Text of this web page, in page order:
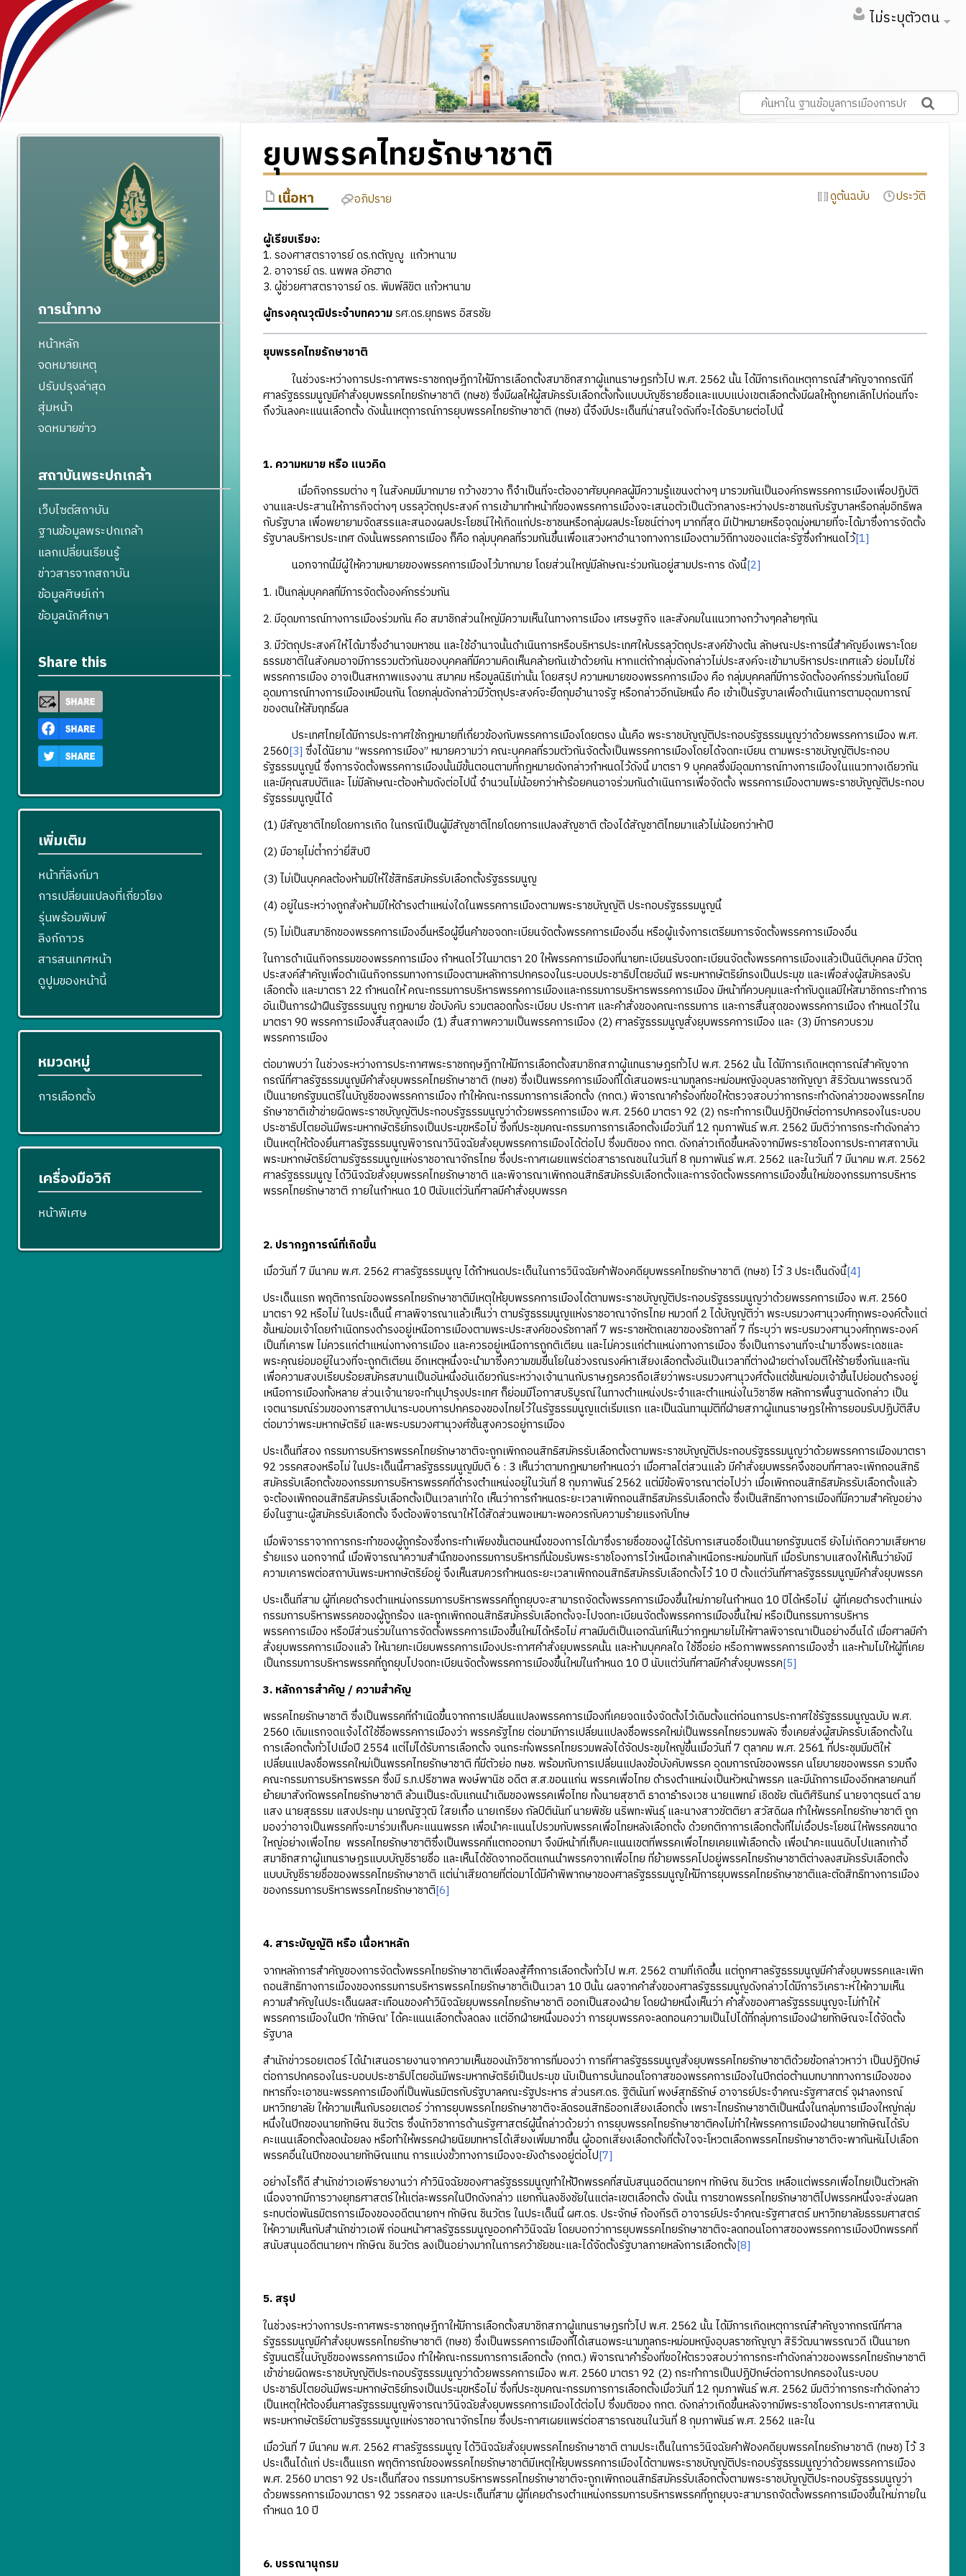
ไม่ระบุตัวตน
ยุบพรรคไทยรักษาชาติ
เนื้อหา อภิปราย ดูต้นฉบับ ประวัติ
ผู้เรียบเรียง:
1. รองศาสตราจารย์ ดร.กตัญญู แก้วหานาม
2. อาจารย์ ดร. นพพล อัคฮาด
3. ผู้ช่วยศาสตราจารย์ ดร. พิมพ์ลิขิต แก้วหานาม
ผู้ทรงคุณวุฒิประจำบทความรศ.ดร.ยุทธพร อิสรชัย
ยุบพรรคไทยรักษาชาติ
ในช่วงระหว่างการประกาศพระราชกฤษฎีกาให้มีการเลือกตั้งสมาชิกสภาผู้แทนราษฎรทั่วไป พ.ศ. 2562 นั้น ได้มีการเกิดเหตุการณ์สำคัญจากกรณีที่
ศาลรัฐธรรมนูญมีคำสั่งยุบพรรคไทยรักษาชาติ (ทษช) ซึ่งมีผลให้ผู้สมัครรับเลือกตั้งทั้งแบบบัญชีรายชื่อและแบบแบ่งเขตเลือกตั้งมีผลให้ถูกยกเลิกไปก่อนที่จะ
ถึงวันลงคะแนนเลือกตั้ง ดังนั้นเหตุการณ์การยุบพรรคไทยรักษาชาติ (ทษช) นี้จึงมีประเด็นที่น่าสนใจดังที่จะได้อธิบายต่อไปนี้
1. ความหมาย หรือ แนวคิด
เมื่อกิจกรรมต่าง ๆ ในสังคมมีมากมาย กว้างขวาง ก็จำเป็นที่จะต้องอาศัยบุคคลผู้มีความรู้แขนงต่างๆ มารวมกันเป็นองค์กรพรรคการเมืองเพื่อปฏิบัติ
งานและประสานให้ภารกิจต่างๆ บรรลุวัตถุประสงค์ การเข้ามาทำหน้าที่ของพรรคการเมืองจะเสนอตัวเป็นตัวกลางระหว่างประชาชนกับรัฐบาลหรือกลุ่มอิทธิพล
กับรัฐบาล เพื่อพยายามจัดสรรและสนองผลประโยชน์ให้เกิดแก่ประชาชนหรือกลุ่มผลประโยชน์ต่างๆ มากที่สุด มีเป้าหมายหรือจุดมุ่งหมายที่จะได้มาซึ่งการจัดตั้ง
รัฐบาลบริหารประเทศ ดังนั้นพรรคการเมือง ก็คือ กลุ่มบุคคลที่รวมกันขึ้นเพื่อแสวงหาอำนาจทางการเมืองตามวิถีทางของแต่ละรัฐซึ่งกำหนดไว้[1]
นอกจากนี้มีผู้ให้ความหมายของพรรคการเมืองไว้มากมาย โดยส่วนใหญ่มีลักษณะร่วมกันอยู่สามประการ ดังนี้[2]
1. เป็นกลุ่มบุคคลที่มีการจัดตั้งองค์กรร่วมกัน
2. มีอุดมการณ์ทางการเมืองร่วมกัน คือ สมาชิกส่วนใหญ่มีความเห็นในทางการเมือง เศรษฐกิจ และสังคมในแนวทางกว้างๆคล้ายๆกัน
3. มีวัตถุประสงค์ให้ได้มาซึ่งอำนาจมหาชน และใช้อำนาจนั้นดำเนินการหรือบริหารประเทศให้บรรลุวัตถุประสงค์ข้างต้น ลักษณะประการนี้สำคัญยิ่งเพราะโดย
ธรรมชาติในสังคมอาจมีการรวมตัวกันของบุคคลที่มีความคิดเห็นคล้ายกันเข้าด้วยกัน หากแต่ถ้ากลุ่มดังกล่าวไม่ประสงค์จะเข้ามาบริหารประเทศแล้ว ย่อมไม่ใช่
พรรคการเมือง อาจเป็นสหภาพแรงงาน สมาคม หรือมูลนิธิเท่านั้น โดยสรุป ความหมายของพรรคการเมือง คือ กลุ่มบุคคลที่มีการจัดตั้งองค์กรร่วมกันโดยมี
อุดมการณ์ทางการเมืองเหมือนกัน โดยกลุ่มดังกล่าวมีวัตถุประสงค์จะยึดกุมอำนาจรัฐ หรือกล่าวอีกนัยหนึ่ง คือ เข้าเป็นรัฐบาลเพื่อดำเนินการตามอุดมการณ์
ของตนให้สัมฤทธิ์ผล
ประเทศไทยได้มีการประกาศใช้กฎหมายที่เกี่ยวข้องกับพรรคการเมืองโดยตรง นั้นคือ พระราชบัญญัติประกอบรัฐธรรมนูญว่าด้วยพรรคการเมือง พ.ศ.
2560[3] ซึ่งได้นิยาม “พรรคการเมือง” หมายความว่า คณะบุคคลที่รวมตัวกันจัดตั้งเป็นพรรคการเมืองโดยได้จดทะเบียน ตามพระราชบัญญัติประกอบ
รัฐธรรมนูญนี้ ซึ่งการจัดตั้งพรรคการเมืองนั้นมีขั้นตอนตามที่กฎหมายดังกล่าวกำหนดไว้ดังนี้ มาตรา 9 บุคคลซึ่งมีอุดมการณ์ทางการเมืองในแนวทางเดียวกัน
และมีคุณสมบัติและ ไม่มีลักษณะต้องห้ามดังต่อไปนี้ จํานวนไม่น้อยกว่าห้าร้อยคนอาจร่วมกันดําเนินการเพื่อจัดตั้ง พรรคการเมืองตามพระราชบัญญัติประกอบ
รัฐธรรมนูญนี้ได้
(1) มีสัญชาติไทยโดยการเกิด ในกรณีเป็นผู้มีสัญชาติไทยโดยการแปลงสัญชาติ ต้องได้สัญชาติไทยมาแล้วไม่น้อยกว่าห้าปี
(2) มีอายุไม่ต่ํากว่ายี่สิบปี
(3) ไม่เป็นบุคคลต้องห้ามมิให้ใช้สิทธิสมัครรับเลือกตั้งรัฐธรรมนูญ
(4) อยู่ในระหว่างถูกสั่งห้ามมิให้ดํารงตําแหน่งใดในพรรคการเมืองตามพระราชบัญญัติ ประกอบรัฐธรรมนูญนี้
(5) ไม่เป็นสมาชิกของพรรคการเมืองอื่นหรือผู้ยื่นคําขอจดทะเบียนจัดตั้งพรรคการเมืองอื่น หรือผู้แจ้งการเตรียมการจัดตั้งพรรคการเมืองอื่น
ในการดําเนินกิจกรรมของพรรคการเมือง กำหนดไว้ในมาตรา 20 ให้พรรคการเมืองที่นายทะเบียนรับจดทะเบียนจัดตั้งพรรคการเมืองแล้วเป็นนิติบุคคล มีวัตถุ
ประสงค์สําคัญเพื่อดําเนินกิจกรรมทางการเมืองตามหลักการปกครองในระบอบประชาธิปไตยอันมี พระมหากษัตริย์ทรงเป็นประมุข และเพื่อส่งผู้สมัครลงรับ
เลือกตั้ง และมาตรา 22 กำหนดให้ คณะกรรมการบริหารพรรคการเมืองและกรรมการบริหารพรรคการเมือง มีหน้าที่ควบคุมและกํากับดูแลมิให้สมาชิกกระทําการ
อันเป็นการฝ่าฝืนรัฐธรรมนูญ กฎหมาย ข้อบังคับ รวมตลอดทั้งระเบียบ ประกาศ และคําสั่งของคณะกรรมการ และการสิ้นสุดของพรรคการเมือง กำหนดไว้ใน
มาตรา 90 พรรคการเมืองสิ้นสุดลงเมื่อ (1) สิ้นสภาพความเป็นพรรคการเมือง (2) ศาลรัฐธรรมนูญสั่งยุบพรรคการเมือง และ (3) มีการควบรวม
พรรคการเมือง
ต่อมาพบว่า ในช่วงระหว่างการประกาศพระราชกฤษฎีกาให้มีการเลือกตั้งสมาชิกสภาผู้แทนราษฎรทั่วไป พ.ศ. 2562 นั้น ได้มีการเกิดเหตุการณ์สำคัญจาก
กรณีที่ศาลรัฐธรรมนูญมีคำสั่งยุบพรรคไทยรักษาชาติ (ทษช) ซึ่งเป็นพรรคการเมืองที่ได้เสนอพระนามทูลกระหม่อมหญิงอุบลราชกัญญา สิริวัฒนาพรรณวดี
เป็นนายกรัฐมนตรีในบัญชีของพรรคการเมือง ทำให้คณะกรรมการการเลือกตั้ง (กกต.) พิจารณาคำร้องที่ขอให้ตรวจสอบว่าการกระทำดังกล่าวของพรรคไทย
รักษาชาติเข้าข่ายผิดพระราชบัญญัติประกอบรัฐธรรมนูญว่าด้วยพรรคการเมือง พ.ศ. 2560 มาตรา 92 (2) กระทำการเป็นปฏิปักษ์ต่อการปกครองในระบอบ
ประชาธิปไตยอันมีพระมหากษัตริย์ทรงเป็นประมุขหรือไม่ ซึ่งที่ประชุมคณะกรรมการการเลือกตั้งเมื่อวันที่ 12 กุมภาพันธ์ พ.ศ. 2562 มีมติว่าการกระทำดังกล่าว
เป็นเหตุให้ต้องยื่นศาลรัฐธรรมนูญพิจารณาวินิจฉัยสั่งยุบพรรคการเมืองได้ต่อไป ซึ่งมติของ กกต. ดังกล่าวเกิดขึ้นหลังจากมีพระราชโองการประกาศสถาบัน
พระมหากษัตริย์ตามรัฐธรรมนูญแห่งราชอาณาจักรไทย ซึ่งประกาศเผยแพร่ต่อสาธารณชนในวันที่ 8 กุมภาพันธ์ พ.ศ. 2562 และในวันที่ 7 มีนาคม พ.ศ. 2562
ศาลรัฐธรรมนูญ ได้วินิจฉัยสั่งยุบพรรคไทยรักษาชาติ และพิจารณาเพิกถอนสิทธิสมัครรับเลือกตั้งและการจัดตั้งพรรคการเมืองขึ้นใหม่ของกรรมการบริหาร
พรรคไทยรักษาชาติ ภายในกำหนด 10 ปีนับแต่วันที่ศาลมีคำสั่งยุบพรรค
2. ปรากฏการณ์ที่เกิดขึ้น
เมื่อวันที่ 7 มีนาคม พ.ศ. 2562 ศาลรัฐธรรมนูญ ได้กำหนดประเด็นในการวินิจฉัยคำฟ้องคดียุบพรรคไทยรักษาชาติ (ทษช) ไว้ 3 ประเด็นดังนี้[4]
ประเด็นแรก พฤติการณ์ของพรรคไทยรักษาชาติมีเหตุให้ยุบพรรคการเมืองได้ตามพระราชบัญญัติประกอบรัฐธรรมนูญว่าด้วยพรรคการเมือง พ.ศ. 2560
มาตรา 92 หรือไม่ ในประเด็นนี้ ศาลพิจารณาแล้วเห็นว่า ตามรัฐธรรมนูญแห่งราชอาณาจักรไทย หมวดที่ 2 ได้บัญญัติว่า พระบรมวงศานุวงศ์ทุกพระองค์ตั้งแต่
ชั้นหม่อมเจ้าโดยกำเนิดทรงดำรงอยู่เหนือการเมืองตามพระประสงค์ของรัชกาลที่ 7 พระราชหัตถเลขาของรัชกาลที่ 7 ที่ระบุว่า พระบรมวงศานุวงศ์ทุกพระองค์
เป็นที่เคารพ ไม่ควรแก่ตำแหน่งทางการเมือง และควรอยู่เหนือการถูกติเตียน และไม่ควรแก่ตำแหน่งทางการเมือง ซึ่งเป็นการงานที่จะนำมาซึ่งพระเดชและ
พระคุณย่อมอยู่ในวงที่จะถูกติเตียน อีกเหตุหนึ่งจะนำมาซึ่งความขมขื่นโยในช่วงรณรงค์หาเสียงเลือกตั้งอันเป็นเวลาที่ต่างฝ่ายต่างโจมตีให้ร้ายซึ่งกันและกัน
เพื่อความสงบเรียบร้อยสมัครสมานเป็นอันหนึ่งอันเดียวกันระหว่างเจ้านานกับราษฎรควรถือเสียว่าพระบรมวงศานุวงศ์ตั้งแต่ชั้นหม่อมเจ้าขึ้นไปย่อมดำรงอยู่
เหนือการเมืองทั้งหลาย ส่วนเจ้านายจะทำนุบำรุงประเทศ ก็ย่อมมีโอกาสบริบูรณ์ในทางตำแหน่งประจำและตำแหน่งในวิชาชีพ หลักการพื้นฐานดังกล่าว เป็น
เจตนารมณ์ร่วมของการสถาปนาระบอบการปกครองของไทยไว้ในรัฐธรรมนูญแต่เริ่มแรก และเป็นฉันทานุมัติที่ฝ่ายสภาผู้แทนราษฎรให้การยอมรับปฏิบัติสืบ
ต่อมาว่าพระมหากษัตริย์ และพระบรมวงศานุวงศ์ชั้นสูงควรอยู่การเมือง
ประเด็นที่สอง กรรมการบริหารพรรคไทยรักษาชาติจะถูกเพิกถอนสิทธิสมัครรับเลือกตั้งตามพระราชบัญญัติประกอบรัฐธรรมนูญว่าด้วยพรรคการเมืองมาตรา
92 วรรคสองหรือไม่ ในประเด็นนี้ศาลรัฐธรรมนูญมีมติ 6 : 3 เห็นว่าตามกฎหมายกำหนดว่า เมื่อศาลไต่สวนแล้ว มีคำสั่งยุบพรรคจึงชอบที่ศาลจะเพิกถอนสิทธิ
สมัครรับเลือกตั้งของกรรมการบริหารพรรคที่ดำรงตำแหน่งอยู่ในวันที่ 8 กุมภาพันธ์ 2562 แต่มีข้อพิจารณาต่อไปว่า เมื่อเพิกถอนสิทธิสมัครรับเลือกตั้งแล้ว
จะต้องเพิกถอนสิทธิสมัครรับเลือกตั้งเป็นเวลาเท่าใด เห็นว่าการกำหนดระยะเวลาเพิกถอนสิทธิสมัครรับเลือกตั้ง ซึ่งเป็นสิทธิทางการเมืองที่มีความสำคัญอย่าง
ยิ่งในฐานะผู้สมัครรับเลือกตั้ง จึงต้องพิจารณาให้ได้สัดส่วนพอเหมาะพอควรกับความร้ายแรงกับโทษ
เมื่อพิจารราจากการกระทำของผู้ถูกร้องซึ่งกระทำเพียงขั้นตอนหนึ่งของการได้มาซึ่งรายชื่อของผู้ได้รับการเสนอชื่อเป็นนายกรัฐมนตรี ยังไม่เกิดความเสียหาย
ร้ายแรง นอกจากนี้ เมื่อพิจารณาความสำนึกของกรรมการบริหารที่น้อมรับพระราชโองการไว้เหนือเกล้าเหนือกระหม่อมทันที เมื่อรับทราบแสดงให้เห็นว่ายังมี
ความเคารพต่อสถาบันพระมหากษัตริย์อยู่ จึงเห็นสมควรกำหนดระยะเวลาเพิกถอนสิทธิสมัครรับเลือกตั้งไว้ 10 ปี ตั้งแต่วันที่ศาลรัฐธรรมนูญมีคำสั่งยุบพรรค
ประเด็นที่สาม ผู้ที่เคยดำรงตำแหน่งกรรมการบริหารพรรคที่ถูกยุบจะสามารถจัดตั้งพรรคการเมืองขึ้นใหม่ภายในกำหนด 10 ปีได้หรือไม่ ผู้ที่เคยดำรงตำแหน่ง
กรรมการบริหารพรรคของผู้ถูกร้อง และถูกเพิกถอนสิทธิสมัครรับเลือกตั้งจะไปจดทะเบียนจัดตั้งพรรคการเมืองขึ้นใหม่ หรือเป็นกรรมการบริหาร
พรรคการเมือง หรือมีส่วนร่วมในการจัดตั้งพรรคการเมืองขึ้นใหม่ได้หรือไม่ ศาลมีมติเป็นเอกฉันท์เห็นว่ากฎหมายไม่ให้ศาลพิจารณาเป็นอย่างอื่นได้ เมื่อศาลมีคำ
สั่งยุบพรรคการเมืองแล้ว ให้นายทะเบียบพรรคการเมืองประกาศคำสั่งยุบพรรคนั้น และห้ามบุคคลใด ใช้ชื่อย่อ หรือภาพพรรคการเมืองซ้ำ และห้ามไม่ให้ผู้ที่เคย
เป็นกรรมการบริหารพรรคที่ถูกยุบไปจดทะเบียนจัดตั้งพรรคการเมืองขึ้นใหม่ในกำหนด 10 ปี นับแต่วันที่ศาลมีคำสั่งยุบพรรค[5]
3. หลักการสำคัญ / ความสำคัญ
พรรคไทยรักษาชาติ ซึ่งเป็นพรรคที่กำเนิดขึ้นจากการเปลี่ยนแปลงพรรคการเมืองที่เคยจดแจ้งจัดตั้งไว้เดิมตั้งแต่ก่อนการประกาศใช้รัฐธรรมนูญฉบับ พ.ศ.
2560 เดิมแรกจดแจ้งได้ใช้ชื่อพรรคการเมืองว่า พรรครัฐไทย ต่อมามีการเปลี่ยนแปลงชื่อพรรคใหม่เป็นพรรคไทยรวมพลัง ซึ่งเคยส่งผู้สมัครรับเลือกตั้งใน
การเลือกตั้งทั่วไปเมื่อปี 2554 แต่ไม่ได้รับการเลือกตั้ง จนกระทั่งพรรคไทยรวมพลังได้จัดประชุมใหญ่ขึ้นเมื่อวันที่ 7 ตุลาคม พ.ศ. 2561 ที่ประชุมมีมติให้
เปลี่ยนแปลงชื่อพรรคใหม่เป็นพรรคไทยรักษาชาติ ที่มีตัวย่อ ทษช. พร้อมกับการเปลี่ยนแปลงข้อบังคับพรรค อุดมการณ์ของพรรค นโยบายของพรรค รวมถึง
คณะกรรมการบริหารพรรค ซึ่งมี ร.ท.ปรีชาพล พงษ์พานิช อดีต ส.ส.ขอนแก่น พรรคเพื่อไทย ดำรงตำแหน่งเป็นหัวหน้าพรรค และมีนักการเมืองอีกหลายคนที่
ย้ายมาสังกัดพรรคไทยรักษาชาติ ล้วนเป็นระดับแกนนำเดิมของพรรคเพื่อไทย ทั้งนายสุชาติ ธาดาธำรงเวช นายแพทย์ เชิดชัย ตันติศิรินทร์ นายจาตุรนต์ ฉาย
แสง นายสุธรรม แสงประทุม นายณัฐวุฒิ ใสยเกื้อ นายเกรียง กัลป์ตินันท์ นายพิชัย นริพทะพันธุ์ และนางสาวขัตติยา สวัสดิผล ทำให้พรรคไทยรักษาชาติ ถูก
มองว่าอาจเป็นพรรคที่จะมาร่วมเก็บคะแนนพรรค เพื่อนำคะแนนไปรวมกับพรรคเพื่อไทยหลังเลือกตั้ง ด้วยกติกาการเลือกตั้งที่ไม่เอื้อประโยชน์ให้พรรคขนาด
ใหญ่อย่างเพื่อไทย พรรคไทยรักษาชาติซึ่งเป็นพรรคที่แตกออกมา จึงมีหน้าที่เก็บคะแนนเขตที่พรรคเพื่อไทยเคยแพ้เลือกตั้ง เพื่อนำคะแนนดิบไปแลกเก้าอี้
สมาชิกสภาผู้แทนราษฎรแบบบัญชีรายชื่อ และเห็นได้ชัดจากอดีตแกนนำพรรคจากเพื่อไทย ที่ย้ายพรรคไปอยู่พรรคไทยรักษาชาติต่างลงสมัครรับเลือกตั้ง
แบบบัญชีรายชื่อของพรรคไทยรักษาชาติ แต่น่าเสียดายที่ต่อมาได้มีคำพิพากษาของศาลรัฐธรรมนูญให้มีการยุบพรรคไทยรักษาชาติและตัดสิทธิทางการเมือง
ของกรรมการบริหารพรรคไทยรักษาชาติ[6]
4. สาระบัญญัติ หรือ เนื้อหาหลัก
จากหลักการสำคัญของการจัดตั้งพรรคไทยรักษาชาติเพื่อลงสู้ศึกการเลือกตั้งทั่วไป พ.ศ. 2562 ตามที่เกิดขึ้น แต่ถูกศาลรัฐธรรมนูญมีคำสั่งยุบพรรคและเพิก
ถอนสิทธิทางการเมืองของกรรมการบริหารพรรคไทยรักษาชาติเป็นเวลา 10 ปีนั้น ผลจากคำสั่งของศาลรัฐธรรมนูญดังกล่าวได้มีการวิเคราะห์ให้ความเห็น
ความสำคัญในประเด็นผลสะเทือนของคำวินิจฉัยยุบพรรคไทยรักษาชาติ ออกเป็นสองฝ่าย โดยฝ่ายหนึ่งเห็นว่า คำสั่งของศาลรัฐธรรมนูญจะไม่ทำให้
พรรคการเมืองในปีก ‘ทักษิณ’ ได้คะแนนเลือกตั้งลดลง แต่อีกฝ่ายหนึ่งมองว่า การยุบพรรคจะลดทอนความเป็นไปได้ที่กลุ่มการเมืองฝ่ายทักษิณจะได้จัดตั้ง
รัฐบาล
สำนักข่าวรอยเตอร์ ได้นำเสนอรายงานจากความเห็นของนักวิชาการที่มองว่า การที่ศาลรัฐธรรมนูญสั่งยุบพรรคไทยรักษาชาติด้วยข้อกล่าวหาว่า เป็นปฏิปักษ์
ต่อการปกครองในระบอบประชาธิปไตยอันมีพระมหากษัตริย์เป็นประมุข นับเป็นการบั่นทอนโอกาสของพรรคการเมืองในปีกต่อต้านบทบาททางการเมืองของ
ทหารที่จะเอาชนะพรรคการเมืองที่เป็นพันธมิตรกับรัฐบาลคณะรัฐประหาร ส่วนรศ.ดร. ฐิตินันท์ พงษ์สุทธิรักษ์ อาจารย์ประจำคณะรัฐศาสตร์ จุฬาลงกรณ์
มหาวิทยาลัย ให้ความเห็นกับรอยเตอร์ ว่าการยุบพรรคไทยรักษาชาติจะลิดรอนสิทธิออกเสียงเลือกตั้ง เพราะไทยรักษาชาติเป็นหนึ่งในกลุ่มการเมืองใหญ่กลุ่ม
หนึ่งในปีกของนายทักษิณ ชินวัตร ซึ่งนักวิชาการด้านรัฐศาสตร์ผู้นี้กล่าวด้วยว่า การยุบพรรคไทยรักษาชาติคงไม่ทำให้พรรคการเมืองฝ่ายนายทักษิณได้รับ
คะแนนเลือกตั้งลดน้อยลง หรือทำให้พรรคฝ่ายนิยมทหารได้เสียงเพิ่มมากขึ้น ผู้ออกเสียงเลือกตั้งที่ตั้งใจจะโหวตเลือกพรรคไทยรักษาชาติจะพากันหันไปเลือก
พรรคอื่นในปีกของนายทักษิณแทน การแบ่งขั้วทางการเมืองจะยังดำรงอยู่ต่อไป[7]
อย่างไรก็ดี สำนักข่าวเอพีรายงานว่า คำวินิจฉัยของศาลรัฐธรรมนูญทำให้ปีกพรรคที่สนับสนุนอดีตนายกฯ ทักษิณ ชินวัตร เหลือแต่พรรคเพื่อไทยเป็นตัวหลัก
เนื่องจากมีการวางยุทธศาสตร์ให้แต่ละพรรคในปีกดังกล่าว แยกกันลงชิงชัยในแต่ละเขตเลือกตั้ง ดังนั้น การขาดพรรคไทยรักษาชาติไปพรรคหนึ่งจะส่งผลก
ระทบต่อพันธมิตรการเมืองของอดีตนายกฯ ทักษิณ ชินวัตร ในประเด็นนี้ ผศ.ดร. ประจักษ์ ก้องกีรติ อาจารย์ประจำคณะรัฐศาสตร์ มหาวิทยาลัยธรรมศาสตร์
ให้ความเห็นกับสำนักข่าวเอพี ก่อนหน้าศาลรัฐธรรมนูญออกคำวินิจฉัย โดยบอกว่าการยุบพรรคไทยรักษาชาติจะลดทอนโอกาสของพรรคการเมืองปีกพรรคที่
สนับสนุนอดีตนายกฯ ทักษิณ ชินวัตร ลงเป็นอย่างมากในการคว้าชัยชนะและได้จัดตั้งรัฐบาลภายหลังการเลือกตั้ง[8]
5. สรุป
ในช่วงระหว่างการประกาศพระราชกฤษฎีกาให้มีการเลือกตั้งสมาชิกสภาผู้แทนราษฎรทั่วไป พ.ศ. 2562 นั้น ได้มีการเกิดเหตุการณ์สำคัญจากกรณีที่ศาล
รัฐธรรมนูญมีคำสั่งยุบพรรคไทยรักษาชาติ (ทษช) ซึ่งเป็นพรรคการเมืองที่ได้เสนอพระนามทูลกระหม่อมหญิงอุบลราชกัญญา สิริวัฒนาพรรณวดี เป็นนายก
รัฐมนตรีในบัญชีของพรรคการเมือง ทำให้คณะกรรมการการเลือกตั้ง (กกต.) พิจารณาคำร้องที่ขอให้ตรวจสอบว่าการกระทำดังกล่าวของพรรคไทยรักษาชาติ
เข้าข่ายผิดพระราชบัญญัติประกอบรัฐธรรมนูญว่าด้วยพรรคการเมือง พ.ศ. 2560 มาตรา 92 (2) กระทำการเป็นปฏิปักษ์ต่อการปกครองในระบอบ
ประชาธิปไตยอันมีพระมหากษัตริย์ทรงเป็นประมุขหรือไม่ ซึ่งที่ประชุมคณะกรรมการการเลือกตั้งเมื่อวันที่ 12 กุมภาพันธ์ พ.ศ. 2562 มีมติว่าการกระทำดังกล่าว
เป็นเหตุให้ต้องยื่นศาลรัฐธรรมนูญพิจารณาวินิจฉัยสั่งยุบพรรคการเมืองได้ต่อไป ซึ่งมติของ กกต. ดังกล่าวเกิดขึ้นหลังจากมีพระราชโองการประกาศสถาบัน
พระมหากษัตริย์ตามรัฐธรรมนูญแห่งราชอาณาจักรไทย ซึ่งประกาศเผยแพร่ต่อสาธารณชนในวันที่ 8 กุมภาพันธ์ พ.ศ. 2562 และใน
เมื่อวันที่ 7 มีนาคม พ.ศ. 2562 ศาลรัฐธรรมนูญ ได้วินิจฉัยสั่งยุบพรรคไทยรักษาชาติ ตามประเด็นในการวินิจฉัยคำฟ้องคดียุบพรรคไทยรักษาชาติ (ทษช) ไว้ 3
ประเด็นได้แก่ ประเด็นแรก พฤติการณ์ของพรรคไทยรักษาชาติมีเหตุให้ยุบพรรคการเมืองได้ตามพระราชบัญญัติประกอบรัฐธรรมนูญว่าด้วยพรรคการเมือง
พ.ศ. 2560 มาตรา 92 ประเด็นที่สอง กรรมการบริหารพรรคไทยรักษาชาติจะถูกเพิกถอนสิทธิสมัครรับเลือกตั้งตามพระราชบัญญัติประกอบรัฐธรรมนูญว่า
ด้วยพรรคการเมืองมาตรา 92 วรรคสอง และประเด็นที่สาม ผู้ที่เคยดำรงตำแหน่งกรรมการบริหารพรรคที่ถูกยุบจะสามารถจัดตั้งพรรคการเมืองขึ้นใหม่ภายใน
กำหนด 10 ปี
6. บรรณานุกรม
การนำทาง
หน้าหลัก
จดหมายเหตุ
ปรับปรุงล่าสุด
สุ่มหน้า
จดหมายข่าว
สถาบันพระปกเกล้า
เว็บไซต์สถาบัน
ฐานข้อมูลพระปกเกล้า
แลกเปลี่ยนเรียนรู้
ข่าวสารจากสถาบัน
ข้อมูลศิษย์เก่า
ข้อมูลนักศึกษา
Share this
เพิ่มเติม
หน้าที่ลิงก์มา
การเปลี่ยนแปลงที่เกี่ยวโยง
รุ่นพร้อมพิมพ์
ลิงก์ถาวร
สารสนเทศหน้า
ดูปูมของหน้านี้
หมวดหมู่
การเลือกตั้ง
เครื่องมือวิกิ
หน้าพิเศษ